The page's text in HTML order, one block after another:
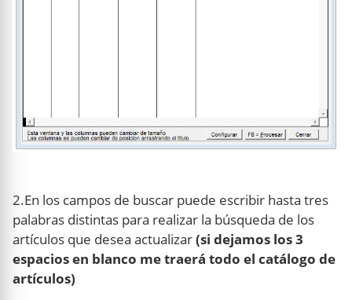
2.En los campos de buscar puede escribir hasta tres
palabras distintas para realizar la búsqueda de los
artículos que desea actualizar(si dejamos los 3
espacios en blanco me traerá todo el catálogo de
artículos)